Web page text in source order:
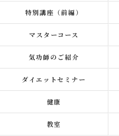
特別講座（前編）
マスターコース
気功師のご紹介
ダイエットセミナー
健康
教室